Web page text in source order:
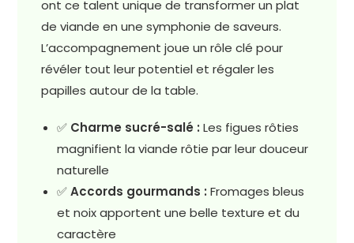
ont ce talent unique de transformer un plat
de viande en une symphonie de saveurs.
L’accompagnement joue un rôle clé pour
révéler tout leur potentiel et régaler les
papilles autour de la table.
✅ Charme sucré-salé : Les figues rôties
magnifient la viande rôtie par leur douceur
naturelle
✅Accords gourmands : Fromages bleus
et noix apportent une belle texture et du
caractère